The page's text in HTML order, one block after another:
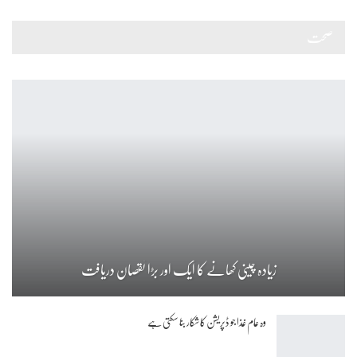
زیادہ چینی کھانے کا ایک اور بڑا نقصان دریافت
وہ عام غذا جو ڈپریشن کا شکار بنا سکتی ہے